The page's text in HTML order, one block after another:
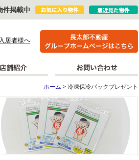
件掲載中
入居者様へ
ホーム > 冷凍保冷パックプレゼント